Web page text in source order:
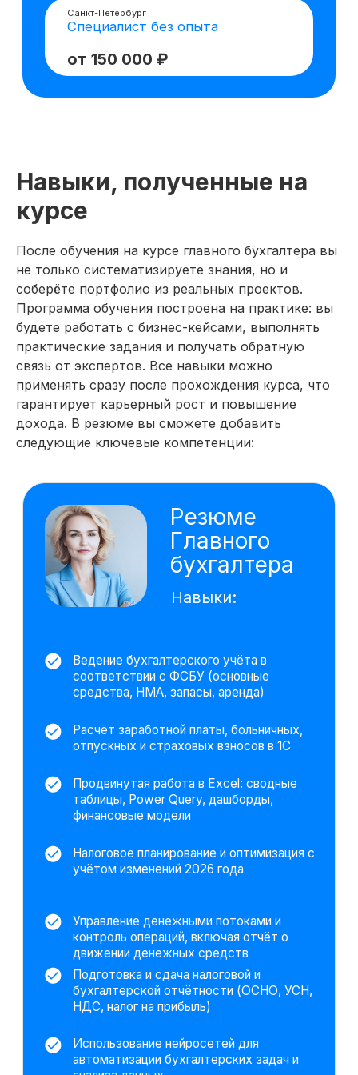
Навыки, полученные на
курсе
После обучения на курсе главного бухгалтера вы
не только систематизируете знания, но и
соберёте портфолио из реальных проектов.
Программа обучения построена на практике: вы
будете работать с бизнес-кейсами, выполнять
практические задания и получать обратную
связь от экспертов. Все навыки можно
применять сразу после прохождения курса, что
гарантирует карьерный рост и повышение
дохода. В резюме вы сможете добавить
следующие ключевые компетенции:
Налоговое планирование и оптимизация с
На основе исследования 11 979 вакансий
hh.ru мы выделяем важные навыки,
которыми вы овладеете
Расчёт заработной платы, больничных,
отпускных и страховых взносов в 1С
Подготовка и сдача налоговой и
бухгалтерской отчётности (ОСНО, УСН,
НДС, налог на прибыль)
автоматизации бухгалтерских задач и
анализа данных
Подготовка к аудиторским проверкам и
взаимодействие с контролирующими
органами
таблицы, Power Query, дашборды,
финансовые модели
Провела анализ налоговых
рисков на основе текущей
отчётности
оптимизации налоговой нагрузки без
нарушения законодательства.
Технические инструменты.
Дополнительные навыки
Excel 1С:Бухгалтерия 8.3
учёта для подготовки к аудиторской
проверке.